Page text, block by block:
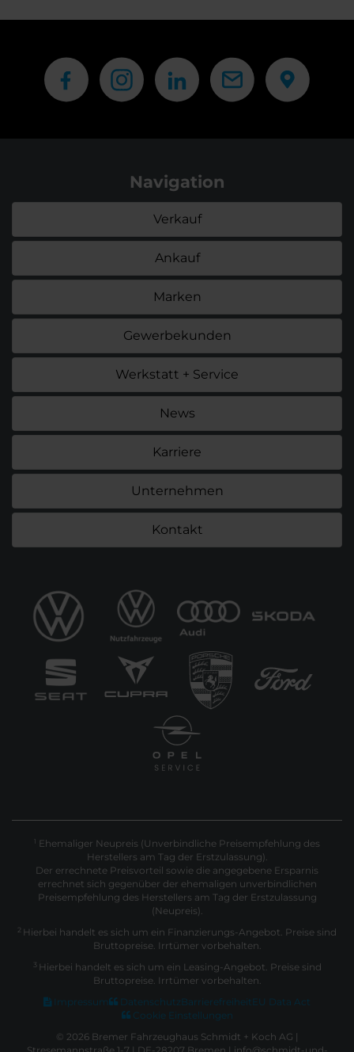
Navigation
Verkauf
Ankauf
Marken
Gewerbekunden
Werkstatt + Service
News
Karriere
Unternehmen
Kontakt
1 Ehemaliger Neupreis (Unverbindliche Preisempfehlung des
Herstellers am Tag der Erstzulassung).
Der errechnete Preisvorteil sowie die angegebene Ersparnis
errechnet sich gegenüber der ehemaligen unverbindlichen
Preisempfehlung des Herstellers am Tag der Erstzulassung
(Neupreis).
2 Hierbei handelt es sich um ein Finanzierungs-Angebot. Preise sind
Bruttopreise. Irrtümer vorbehalten.
3 Hierbei handelt es sich um ein Leasing-Angebot. Preise sind
Bruttopreise. Irrtümer vorbehalten.
Impressum
Datenschutz Barrierefreiheit EU Data Act
Cookie Einstellungen
© 2026 Bremer Fahrzeughaus Schmidt + Koch AG |